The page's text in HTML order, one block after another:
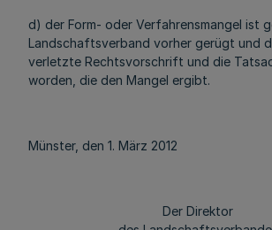
d) der Form- oder Verfahrensmangel ist
Landschaftsverband vorher gerügt und
verletzte Rechtsvorschrift und die
worden, die den Mangel ergibt.
Münster, den 1. März 2012
Der Direktor